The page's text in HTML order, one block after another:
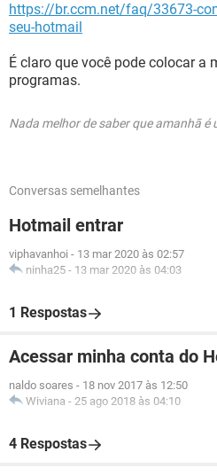
https://br.ccm.net/faq/33673-
seu-hotmail
É claro que você pode colocar a
programas.
Nada melhor de saber que amanhã é
Conversas semelhantes
Hotmail entrar
viphavanhoi - 13 mar 2020 às 02:57
ninha25 - 13 mar 2020 às 04:03
1 Respostas
Acessar minha conta do
naldo soares - 18 nov 2017 às 12:50
Wiviana - 25 ago 2018 às 04:10
4 Respostas